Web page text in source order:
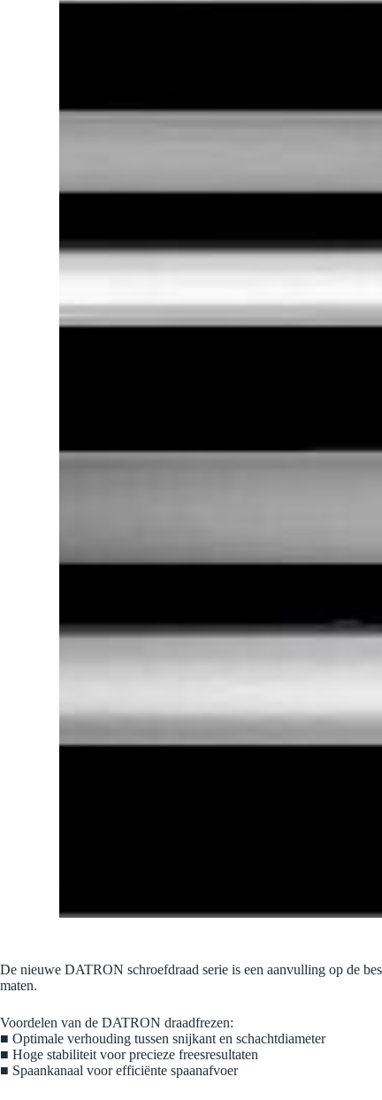
De nieuwe DATRON schroefdraad serie is een aanvulling op de
maten.
Voordelen van de DATRON draadfrezen:
■ Optimale verhouding tussen snijkant en schachtdiameter
■ Hoge stabiliteit voor precieze freesresultaten
■ Spaankanaal voor efficiënte spaanafvoer